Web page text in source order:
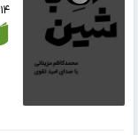
۱۴ ساعت و ۲۰ دقیقه